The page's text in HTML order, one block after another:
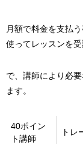
月額で料金を支払
使ってレッスンを受
で、講師により必
ます。
40ポイン
ト講師
トレ